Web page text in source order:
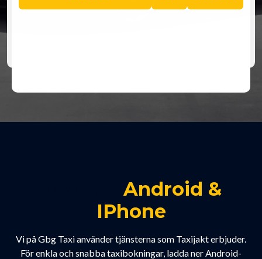
TaxijaktAndroid &
IPhone
Vi på Gbg Taxi använder tjänsterna som Taxijakt erbjuder.
För enkla och snabba taxibokningar, ladda ner Android-